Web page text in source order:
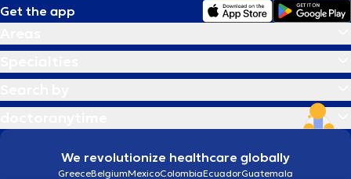
Get the app
We revolutionize healthcare globally
GreeceBelgiumMexicoColombiaEcuadorGuatemala